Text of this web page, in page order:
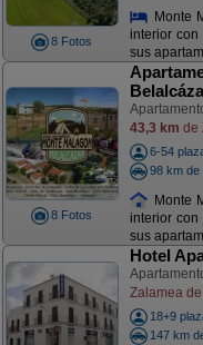
8 Fotos
Monte
interior
sus
8 Fotos
43,3 km de
6-54
98 km de
Monte
interior
sus
Hotel
Zalamea
18+9
147 km